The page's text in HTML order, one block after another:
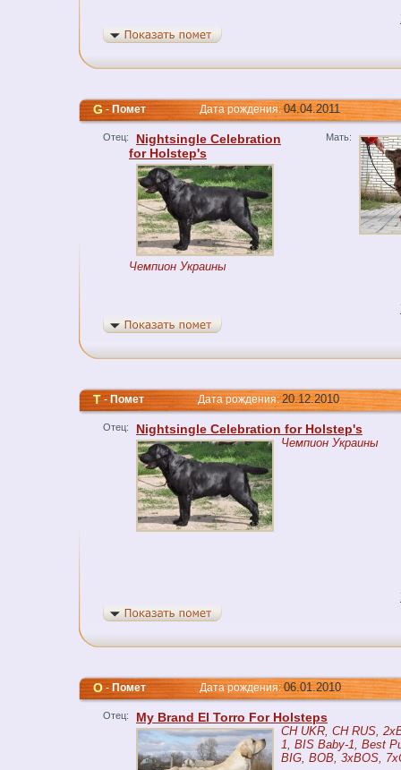
G-ПометДата рождения:04.04.2011
Отец:
Nightsingle Celebration
for Holstep's
Чемпион Украины
Мать:
T-ПометДата рождения:20.12.2010
Отец: Nightsingle Celebration for Holstep's
Чемпион Украины
O-ПометДата рождения:06.01.2010
Отец: My Brand El Torro For Holsteps
CH UKR, CH RUS,
1, BIS Baby-1, Best
BIG, BOB, 3xBOS,